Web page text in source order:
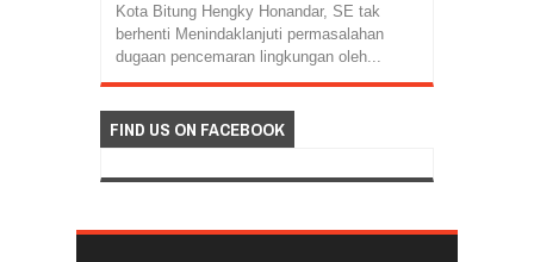
Kota Bitung Hengky Honandar, SE tak
berhenti Menindaklanjuti permasalahan
dugaan pencemaran lingkungan oleh...
FIND US ON FACEBOOK